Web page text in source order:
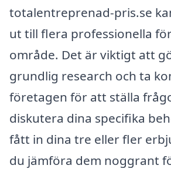
totalentreprenad-pris.se
ut till flera professionella
område. Det är viktigt att
grundlig research och ta
företagen för att ställa
diskutera dina specifika
fått in dina tre eller fler
du jämföra dem noggrant